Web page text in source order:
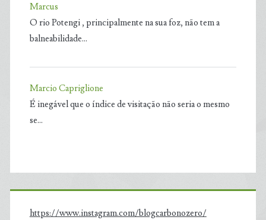
Marcus
O rio Potengi , principalmente na sua foz, não tem a
balneabilidade…
Marcio Capriglione
É inegável que o índice de visitação não seria o mesmo
se…
https://www.instagram.com/blogcarbonozero/